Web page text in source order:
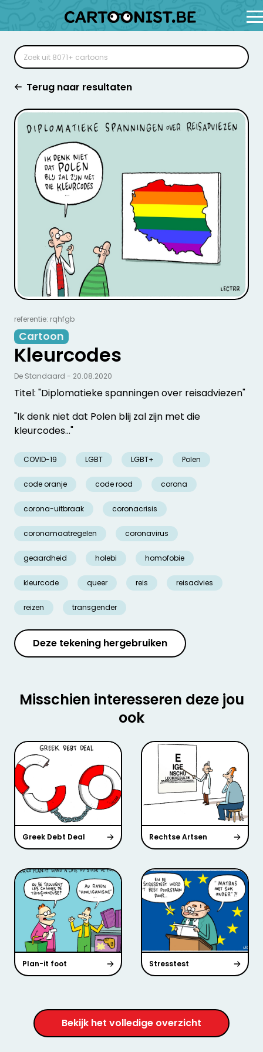
Terug naar resultaten
referentie: rqhfgb
Cartoon
Kleurcodes
Titel: "Diplomatieke spanningen over reisadviezen"
"Ik denk niet dat Polen blij zal zijn met die
kleurcodes..."
COVID-19 LGBT LGBT+ Polen
code oranje code rood corona
corona-uitbraak coronacrisis
coronamaatregelen coronavirus
geaardheid holebi homofobie
kleurcode queer reis reisadvies
reizen transgender
De Standaard - 20.08.2020
Deze tekening hergebruiken
Misschien interesseren deze jou
ook
Greek Debt Deal Rechtse Artsen
Plan-it foot Stresstest
Bekijk het volledige overzicht